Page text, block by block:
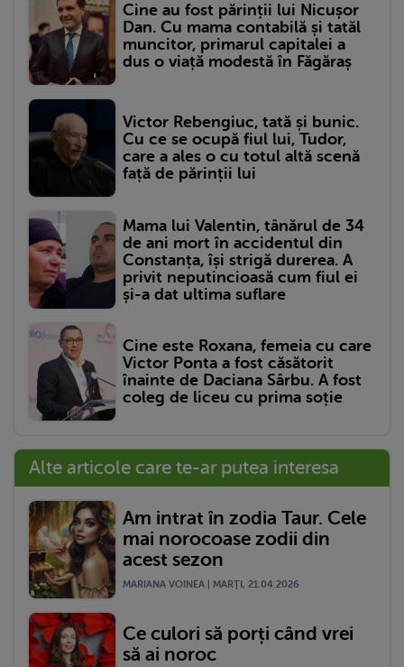
Cine au fost părinții lui Nicușor
Dan. Cu mama contabilă și tatăl
muncitor, primarul capitalei a
dus o viață modestă în Făgăraș
Victor Rebengiuc, tată și bunic.
Cu ce se ocupă fiul lui, Tudor,
care a ales o cu totul altă scenă
față de părinții lui
Mama lui Valentin, tânărul de 34
de ani mort în accidentul din
Constanța, își strigă durerea. A
privit neputincioasă cum fiul ei
și-a dat ultima suflare
Cine este Roxana, femeia cu care
Victor Ponta a fost căsătorit
înainte de Daciana Sârbu. A fost
coleg de liceu cu prima soție
Alte articole care te-ar putea interesa
Am intrat în zodia Taur. Cele
mai norocoase zodii din
acest sezon
MARIANA VOINEA | MARŢI, 21.04.2026
Ce culori să porți când vrei
să ai noroc